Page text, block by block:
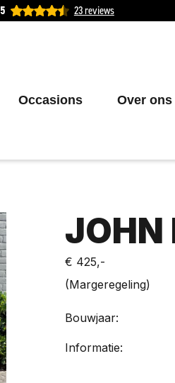
23 reviews
Occasions Over ons
JOHN
€ 425,-
(Margeregeling)
Bouwjaar:
Informatie: